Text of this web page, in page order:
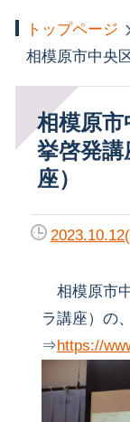
トップページ
相模原市中央区明るい選
挙啓発
座）
相模原市
ラ講座）の
⇒https://